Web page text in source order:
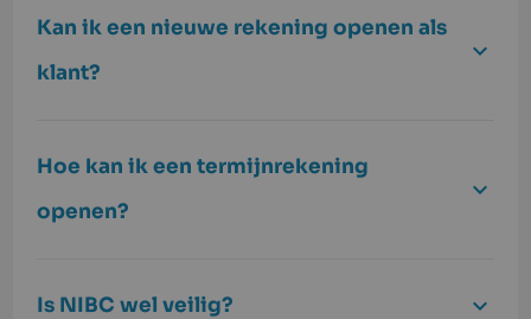
Kan ik een nieuwe rekening openen als
klant?
Hoe kan ik een termijnrekening
openen?
Is NIBC wel veilig?